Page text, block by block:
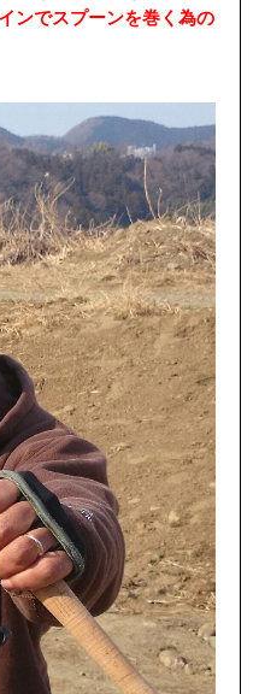
ンでスプーンを巻く為の